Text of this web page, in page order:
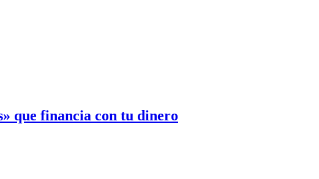
que financia con tu dinero